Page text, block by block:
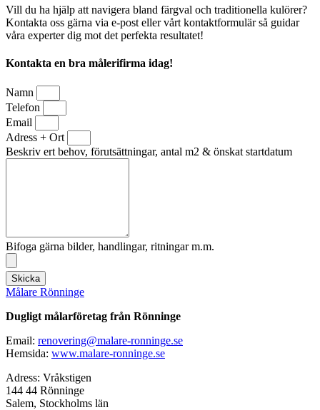
Vill du ha hjälp att navigera bland färgval och traditionella kulörer?
Kontakta oss gärna via e-post eller vårt kontaktformulär så guidar
våra experter dig mot det perfekta resultatet!
Kontakta en bra målerifirma idag!
Namn
Telefon
Email
Adress + Ort
Beskriv ert behov, förutsättningar, antal m2 & önskat startdatum
Bifoga gärna bilder, handlingar, ritningar m.m.
Skicka
Målare Rönninge
Dugligt målarföretag från Rönninge
Email: renovering@malare-ronninge.se
Hemsida: www.malare-ronninge.se
Adress: Vråkstigen
144 44 Rönninge
Salem, Stockholms län